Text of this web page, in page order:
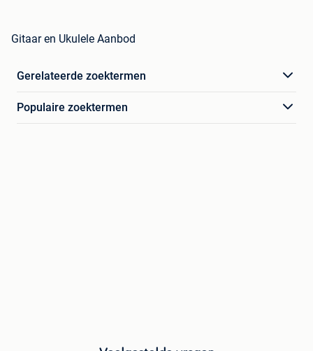
Gitaar en Ukulele Aanbod
Gerelateerde zoektermen
Populaire zoektermen